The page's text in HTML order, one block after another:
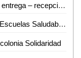
IFSE detecta conflictos en procesos de entrega – recepción en municipios
Pasantes de enfermería del programa "Escuelas Saludables" reciben cartas de liberación en Valles
Solidaridad